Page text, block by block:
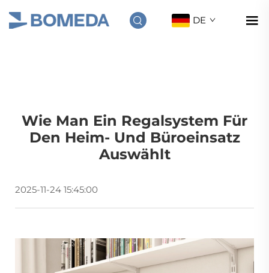
DE
Wie Man Ein Regalsystem Für
Den Heim- Und Büroeinsatz
Auswählt
2025-11-24 15:45:00